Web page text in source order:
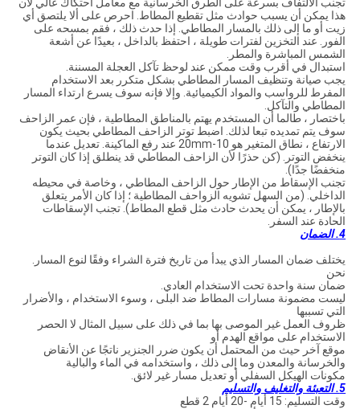
تجنب الالتفاف بسرعة على الطرق الخرسانية مع معامل احتكاك عالي لأن
هذا يمكن أن يسبب حوادث مثل تقطيع المطاط. احرص على ألا يلتصق أي
زيت أو ما إلى ذلك بالمسار المطاطي. إذا حدث ذلك ، فقم بمسحه على
الفور. عند التخزين لفترات طويلة ، احتفظ بالداخل ، بعيدًا عن أشعة
الشمس المباشرة والمطر.
استبدال في أقرب وقت ممكن عند لوحظ تآكل العجلة المسننة.
يجب صيانة وتنظيف المسار المطاطي بشكل متكرر بعد الاستخدام
المفرط للرواسب والمواد الكيميائية. وإلا فإنه سوف يسرع ارتداء المسار
المطاطي والتآكل.
باختصار ، طالما أن المستخدم يهتم بالمناطق المطاطية ، فإن عمر الزاحف
سوف يتم تمديده تبعا لذلك. اضبط توتر الزاحف المطاطي بحيث يكون
الارتفاع ، نطاق المتغير هو 10-20mm عند رفع الماكينة. تعديل عندما
ينخفض ​​التوتر. (كن حذرًا لأن الزاحف المطاطي قد ينطلق إذا كان التوتر
منخفضًا جدًا).
تجنب الإسقاط من الإطار حول الزاحف المطاطي ، وخاصة في محيطه
الداخلي. (من السهل تشويه الزواحف المطاطية ؛ إذا كان الأمر يتعلق
بالإطار ، يمكن أن يحدث حادث مثل قطع المطاط). تجنب الإسقاطات
الحادة عند السفر.
4. الضمان
يختلف ضمان المسار الذي يبدأ من تاريخ فترة الشراء وفقًا لنوع المسار.
نحن
ضمان سنة واحدة تحت الاستخدام العادي.
ليست مضمونة مسارات المطاط ضد البلى ، وسوء الاستخدام ، والأضرار
التي تسببها
ظروف العمل غير الموصى بها بما في ذلك على سبيل المثال لا الحصر
الاستخدام على مواقع الهدم أو
موقع آخر حيث من المحتمل أن يكون ضرر الجنزير ناتجًا عن الأنقاض
والخرسانة والمعدن وما إلى ذلك ، واستخدامه في الماء والبالية
مكونات الهيكل السفلي أو تعديل مسار غير لائق.
5. التعبئة والتغليف والتسليم
وقت التسليم: 15 أيام -20 أيام 2 قطع